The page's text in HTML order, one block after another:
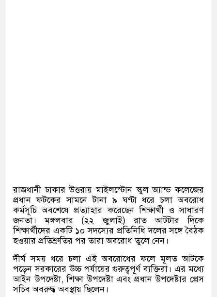
রাজধানী ঢাকার উত্তরায় মাইলস্টোন স্কুল অ্যান্ড কলেজের
প্রধান ফটকের সামনে টানা ৯ ঘণ্টা ধরে চলা অবরোধ
কর্মসূচি অবশেষে প্রত্যাহার করেছেন শিক্ষার্থী ও সাধারণ
জনতা। মঙ্গলবার (২২ জুলাই) রাত আটটার দিকে
শিক্ষার্থীদের একটি ১০ সদস্যের প্রতিনিধি দলের সঙ্গে বৈঠক
হওয়ার প্রতিশ্রুতির পর তারা অবরোধ তুলে নেন।
দীর্ঘ সময় ধরে চলা এই অবরোধের ফলে মূলত আটকে
পড়েন সরকারের উচ্চ পর্যায়ের গুরুত্বপূর্ণ ব্যক্তিরা। এর মধ্যে
আইন উপদেষ্টা, শিক্ষা উপদেষ্টা এবং প্রধান উপদেষ্টার প্রেস
সচিব অবরুদ্ধ অবস্থায় ছিলেন।